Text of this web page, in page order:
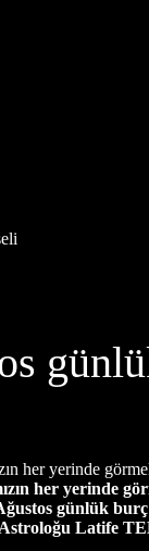
her yerinde
her yerinde
günlük
Latife